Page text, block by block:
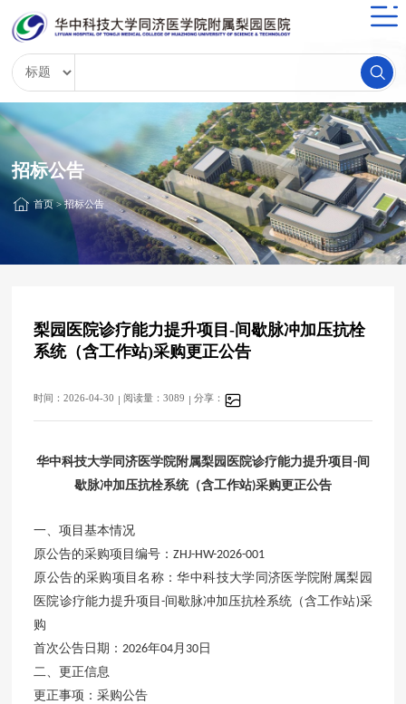
招标公告
首页>招标公告
梨园医院诊疗能力提升项目-间歇脉冲加压抗栓
系统（含工作站)采购更正公告
时间：2026-04-30 阅读量：3089 分享：
华中科技大学同济医学院附属梨园医院诊疗能力提升项目 -间
歇脉冲加压抗栓系统（含工作站)采购更正公告
一、项目基本情况
原公告的采购项目编号：ZHJ-HW-2026-001
原公告的采购项目名称：华中科技大学同济医学院附属梨园
医院诊疗能力提升项目 -间歇脉冲加压抗栓系统（含工作站)采
购
首次公告日期：2026年04月 30 日
二、更正信息
更正事项：采购公告